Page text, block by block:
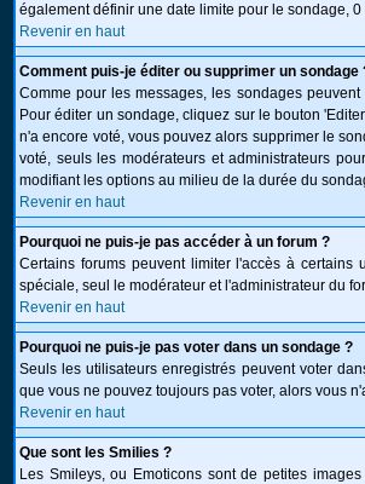
également définir une date limite pour le sondage,
Revenir en haut
Comment puis-je éditer ou supprimer un sondage
Comme pour les messages, les sondages
Pour éditer un sondage, cliquez sur le bouton
n'a encore voté, vous pouvez alors supprimer le
voté, seuls les modérateurs et administrateurs
modifiant les options au milieu de la durée du
Revenir en haut
Pourquoi ne puis-je pas accéder à un forum ?
Certains forums peuvent limiter l'accès à certains
spéciale, seul le modérateur et l'administrateur du
Revenir en haut
Pourquoi ne puis-je pas voter dans un sondage ?
Seuls les utilisateurs enregistrés peuvent voter
que vous ne pouvez toujours pas voter, alors vous
Revenir en haut
Que sont les Smilies ?
Les Smileys, ou Emoticons sont de petites